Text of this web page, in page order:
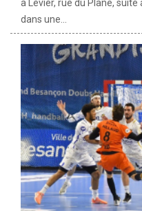
à Levier, rue du Plane, suite
dans une...